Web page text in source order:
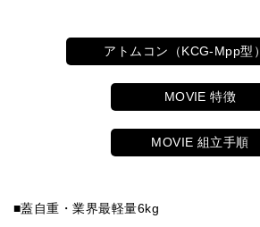
アトムコン（KCG-Mpp型
MOVIE 特徴
MOVIE 組立手順
■蓋自重・業界最軽量6kg